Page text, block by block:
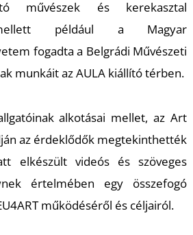
művészek és kerekasztal
például a Magyar
fogadta a Belgrádi Művészeti
munkáit az AULA kiállító térben.
alkotásai mellet, az Art
az érdeklődők megtekinthették
elkészült videós és szöveges
értelmében egy összefogó
működéséről és céljairól.